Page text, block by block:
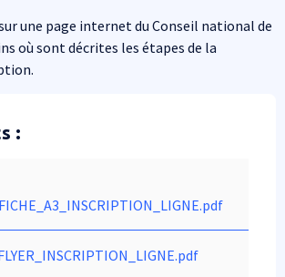
une page internet du Conseil national de
où sont décrites les étapes de la
: